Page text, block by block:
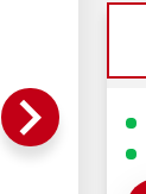
keyboard_arrow_right